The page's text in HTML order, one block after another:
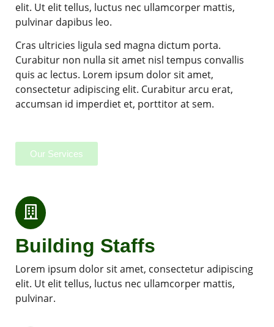
elit. Ut elit tellus, luctus nec ullamcorper mattis,
pulvinar dapibus leo.
Cras ultricies ligula sed magna dictum porta.
Curabitur non nulla sit amet nisl tempus convallis
quis ac lectus. Lorem ipsum dolor sit amet,
consectetur adipiscing elit. Curabitur arcu erat,
accumsan id imperdiet et, porttitor at sem.
Our Services
Building Staffs
Lorem ipsum dolor sit amet, consectetur adipiscing
elit. Ut elit tellus, luctus nec ullamcorper mattis,
pulvinar.